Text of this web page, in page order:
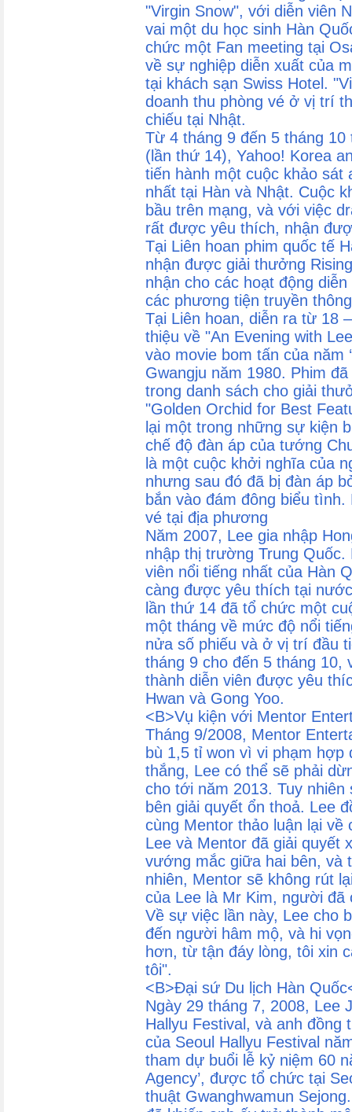
"Virgin Snow", với diễn viên
vai một du học sinh Hàn
chức một Fan meeting tại
về sự nghiệp diễn xuất của
tại khách sạn Swiss Hotel.
doanh thu phòng vé ở vị trí
chiếu tại Nhật.
Từ 4 tháng 9 đến 5 tháng 10
(lần thứ 14), Yahoo! Korea
tiến hành một cuộc khảo
nhất tại Hàn và Nhật. Cuộc
bầu trên mạng, và với việc
rất được yêu thích, nhận
Tại Liên hoan phim quốc tế
nhận được giải thưởng
nhận cho các hoạt động
các phương tiện truyền
Tại Liên hoan, diễn ra từ 18
thiệu về "An Evening with
vào movie bom tấn của năm
Gwangju năm 1980. Phim
trong danh sách cho giải
"Golden Orchid for Best
lại một trong những sự kiện
chế độ đàn áp của tướng
là một cuộc khởi nghĩa của
nhưng sau đó đã bị đàn áp
bắn vào đám đông biểu
vé tại địa phương
Năm 2007, Lee gia nhập
nhập thị trường Trung
viên nổi tiếng nhất của Hàn
càng được yêu thích tại
lần thứ 14 đã tổ chức một
một tháng về mức độ nổi
nửa số phiếu và ở vị trí đầu
tháng 9 cho đến 5 tháng 10,
thành diễn viên được yêu
Hwan và Gong Yoo.
<B>Vụ kiện với Mentor
Tháng 9/2008, Mentor
bù 1,5 tỉ won vì vi phạm
thắng, Lee có thể sẽ phải
cho tới năm 2013. Tuy
bên giải quyết ổn thoả. Lee
cùng Mentor thảo luận lại về
Lee và Mentor đã giải quyết
vướng mắc giữa hai bên, và
nhiên, Mentor sẽ không rút
của Lee là Mr Kim, người đã
Về sự việc lần này, Lee cho
đến người hâm mộ, và hi
hơn, từ tận đáy lòng, tôi xin
tôi".
<B>Đại sứ Du lịch Hàn
Ngày 29 tháng 7, 2008, Lee
Hallyu Festival, và anh
của Seoul Hallyu Festival
tham dự buổi lễ kỷ niệm 60
Agency’, được tổ chức tại
thuật Gwanghwamun